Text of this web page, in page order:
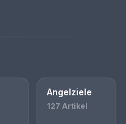
Angelziele
127 Artikel